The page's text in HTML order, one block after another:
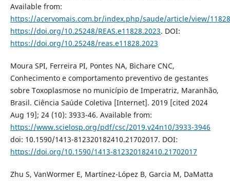
Available from:
https://acervomais.com.br/index.php/saude/article/view/11828
https://doi.org/10.25248/REAS.e11828.2023. DOI:
https://doi.org/10.25248/reas.e11828.2023
Moura SPI, Ferreira PI, Pontes NA, Bichare CNC,
Conhecimento e comportamento preventivo de gestantes
sobre Toxoplasmose no município de Imperatriz, Maranhão,
Brasil. Ciência Saúde Coletiva [Internet]. 2019 [cited 2024
Aug 19]; 24 (10): 3933-46. Available from:
https://www.scielosp.org/pdf/csc/2019.v24n10/3933-3946
doi: 10.1590/1413-812320182410.21702017. DOI:
https://doi.org/10.1590/1413-812320182410.21702017
Zhu S, VanWormer E, Martínez-López B, Garcia M, DaMatta